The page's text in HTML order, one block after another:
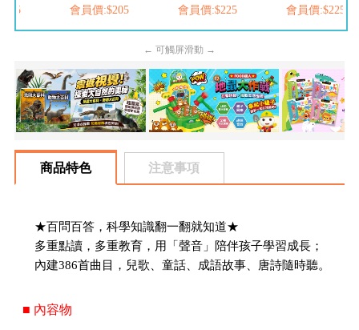
會員價:$205
會員價:$225
會員價:$225
← 可觸屏滑動 →
商品特色 注意事項
★百問百答，科學知識翻一翻就知道★
多重點讀，多重教育，用「聲音」陪伴孩子學習成長；
內建386首曲目，兒歌、童話、成語故事、唐詩隨時聽。
■ 內容物